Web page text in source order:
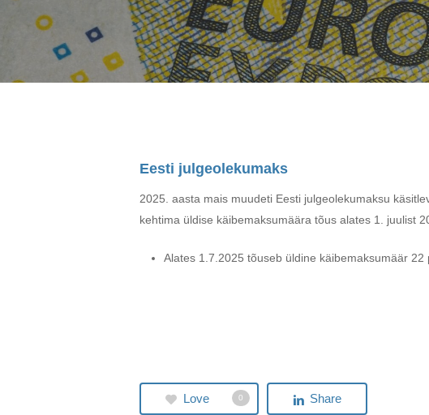
Eesti julgeolekumaks
2025. aasta mais muudeti Eesti julgeolekumaksu
kehtima üldise käibemaksumääratõusalates 1. juulist
Alates 1.7.2025 tõuseb üldine käibemaksumäär 22
Love 0 Share